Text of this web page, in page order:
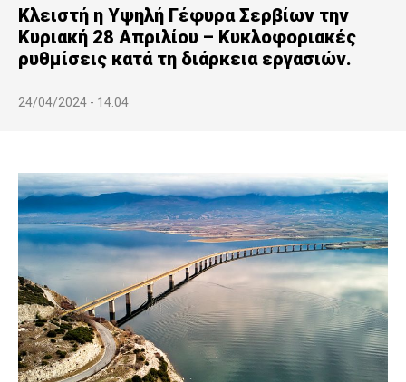
Κλειστή η Υψηλή Γέφυρα Σερβίων την
Κυριακή 28 Απριλίου – Κυκλοφοριακές
ρυθμίσεις κατά τη διάρκεια εργασιών.
24/04/2024 - 14:04